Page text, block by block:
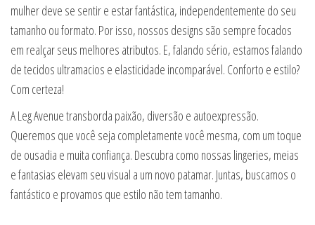
mulher deve se sentir e estar fantástica, independentemente do seu
tamanho ou formato. Por isso, nossos designs são sempre focados
em realçar seus melhores atributos. E, falando sério, estamos falando
de tecidos ultramacios e elasticidade incomparável. Conforto e estilo?
Com certeza!
A Leg Avenue transborda paixão, diversão e autoexpressão.
Queremos que você seja completamente você mesma, com um toque
de ousadia e muita confiança. Descubra como nossas lingeries, meias
e fantasias elevam seu visual a um novo patamar. Juntas, buscamos o
fantástico e provamos que estilo não tem tamanho.